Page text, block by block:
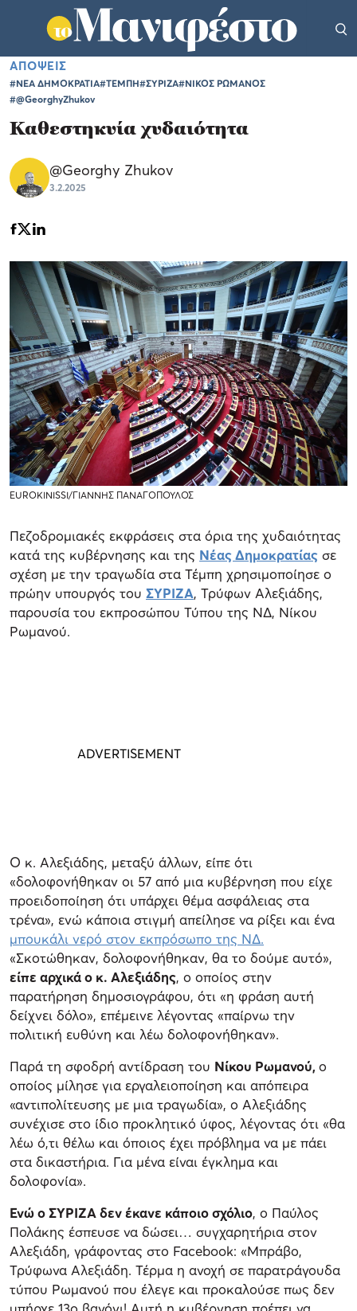
ΑΠΟΨΕΙΣ
#ΝΕΑ ΔΗΜΟΚΡΑΤΙΑ#ΤΕΜΠΗ#ΣΥΡΙΖΑ#ΝΙΚΟΣ ΡΩΜΑΝΟΣ
#@GeorghyZhukov
Καθεστηκυία χυδαιότητα
@Georghy Zhukov
3.2.2025
EUROKINISSI/ΓΙΑΝΝΗΣ ΠΑΝΑΓΟΠΟΥΛΟΣ
Πεζοδρομιακές εκφράσεις στα όρια της χυδαιότητας
κατά της κυβέρνησης και της Νέας Δημοκρατίας σε
σχέση με την τραγωδία στα Τέμπη χρησιμοποίησε ο
πρώην υπουργός του ΣΥΡΙΖΑ, Τρύφων Αλεξιάδης,
παρουσία του εκπροσώπου Τύπου της ΝΔ, Νίκου
Ρωμανού.
Ο κ. Αλεξιάδης, μεταξύ άλλων, είπε ότι
«δολοφονήθηκαν οι 57 από μια κυβέρνηση που είχε
προειδοποίηση ότι υπάρχει θέμα ασφάλειας στα
τρένα», ενώ κάποια στιγμή απείλησε να ρίξει και ένα
μπουκάλι νερό στον εκπρόσωπο της ΝΔ.
«Σκοτώθηκαν, δολοφονήθηκαν, θα το δούμε αυτό»,
είπε αρχικά ο κ. Αλεξιάδης, ο οποίος στην
παρατήρηση δημοσιογράφου, ότι «η φράση αυτή
δείχνει δόλο», επέμεινε λέγοντας «παίρνω την
πολιτική ευθύνη και λέω δολοφονήθηκαν».
Παρά τη σφοδρή αντίδραση του Νίκου Ρωμανού, ο
οποίος μίλησε για εργαλειοποίηση και απόπειρα
«αντιπολίτευσης με μια τραγωδία», ο Αλεξιάδης
συνέχισε στο ίδιο προκλητικό ύφος, λέγοντας ότι «θα
λέω ό,τι θέλω και όποιος έχει πρόβλημα να με πάει
στα δικαστήρια. Για μένα είναι έγκλημα και
δολοφονία».
Ενώ ο ΣΥΡΙΖΑ δεν έκανε κάποιο σχόλιο, ο Παύλος
Πολάκης έσπευσε να δώσει… συγχαρητήρια στον
Αλεξιάδη, γράφοντας στο Facebook: «Μπράβο,
Τρύφωνα Αλεξιάδη. Τέρμα η ανοχή σε παρατράγουδα
τύπου Ρωμανού που έλεγε και προκαλούσε πως δεν